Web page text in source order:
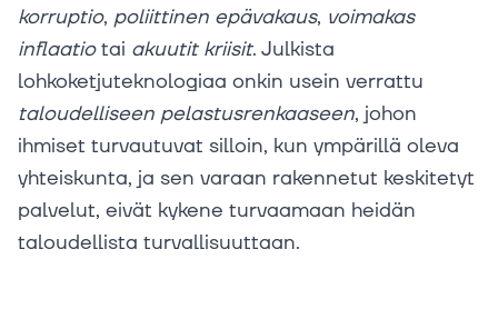
korruptio, poliittinen epävakaus, voimakas
inflaatiotai akuutit kriisit. Julkista
lohkoketjuteknologiaa onkin usein verrattu
taloudelliseen pelastusrenkaaseen, johon
ihmiset turvautuvat silloin, kun ympärillä oleva
yhteiskunta, ja sen varaan rakennetut keskitetyt
palvelut, eivät kykene turvaamaan heidän
taloudellista turvallisuuttaan.